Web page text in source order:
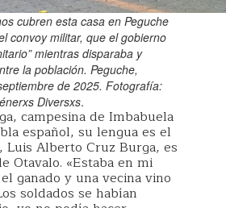
cubren esta casa en Peguche
convoy militar, que el gobierno
mientras disparaba y
la población. Peguche,
de 2025. Fotografía:
Diversxs.
campesina de Imbabuela
español, su lengua es el
Luis Alberto Cruz Burga, es
Otavalo. «Estaba en mi
ganado y una vecina vino
soldados se habían